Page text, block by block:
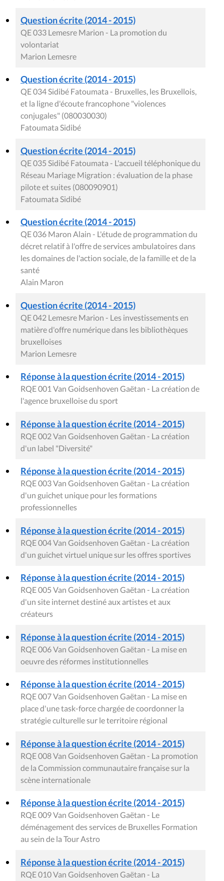
Question écrite (2014 - 2015)
QE 033 Lemesre Marion - La promotion du
volontariat
Marion Lemesre
Question écrite (2014 - 2015)
QE 034 Sidibé Fatoumata - Bruxelles, les Bruxellois,
et la ligne d'écoute francophone "violences
conjugales" (080030030)
Fatoumata Sidibé
Question écrite (2014 - 2015)
QE 035 Sidibé Fatoumata - L'accueil téléphonique du
Réseau Mariage Migration : évaluation de la phase
pilote et suites (080090901)
Fatoumata Sidibé
Question écrite (2014 - 2015)
QE 036 Maron Alain - L'étude de programmation du
décret relatif à l'offre de services ambulatoires dans
les domaines de l'action sociale, de la famille et de la
santé
Alain Maron
Question écrite (2014 - 2015)
QE 042 Lemesre Marion - Les investissements en
matière d'offre numérique dans les bibliothèques
bruxelloises
Marion Lemesre
Réponse à la question écrite (2014 - 2015)
RQE 001 Van Goidsenhoven Gaëtan - La création de
l'agence bruxelloise du sport
Réponse à la question écrite (2014 - 2015)
RQE 002 Van Goidsenhoven Gaëtan - La création
d'un label "Diversité"
Réponse à la question écrite (2014 - 2015)
RQE 003 Van Goidsenhoven Gaëtan - La création
d'un guichet unique pour les formations
professionnelles
Réponse à la question écrite (2014 - 2015)
RQE 004 Van Goidsenhoven Gaëtan - La création
d'un guichet virtuel unique sur les offres sportives
Réponse à la question écrite (2014 - 2015)
RQE 005 Van Goidsenhoven Gaëtan - La création
d'un site internet destiné aux artistes et aux
créateurs
Réponse à la question écrite (2014 - 2015)
RQE 006 Van Goidsenhoven Gaëtan - La mise en
oeuvre des réformes institutionnelles
Réponse à la question écrite (2014 - 2015)
RQE 007 Van Goidsenhoven Gaëtan - La mise en
place d'une task-force chargée de coordonner la
stratégie culturelle sur le territoire régional
Réponse à la question écrite (2014 - 2015)
RQE 008 Van Goidsenhoven Gaëtan - La promotion
de la Commission communautaire française sur la
scène internationale
Réponse à la question écrite (2014 - 2015)
RQE 009 Van Goidsenhoven Gaëtan - Le
déménagement des services de Bruxelles Formation
au sein de la Tour Astro
Réponse à la question écrite (2014 - 2015)
RQE 010 Van Goidsenhoven Gaëtan - La